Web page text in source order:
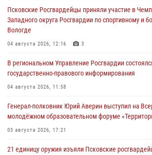
Псковские Росгвардейцы приняли участие в
Западного округа Росгвардии по спортивному и
Вологде
04 августа 2026, 12:16 3
В региональном Управление Росгвардии
государственно-правового информирования
04 августа 2026, 11:58
Генерал-полковник Юрий Аверин выступил на
молодёжном образовательном форуме
03 августа 2026, 17:21
21 единицу оружия изъяли Псковские